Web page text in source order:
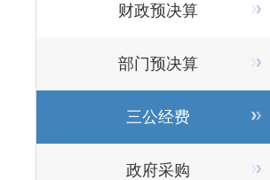
财政预决算
部门预决算
三公经费
政府采购